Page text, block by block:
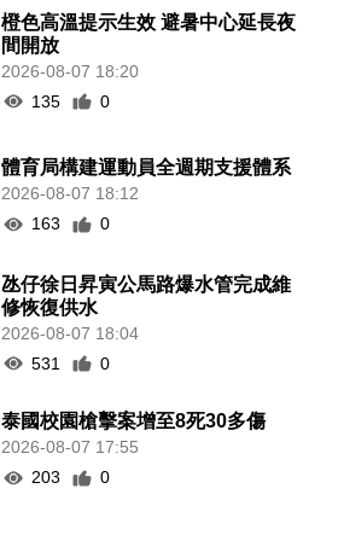
橙色高溫提示生效 避暑中心延長夜
間開放
2026-08-07 18:20
135
0
體育局構建運動員全週期支援體系
2026-08-07 18:12
163
0
氹仔徐日昇寅公馬路爆水管完成維
修恢復供水
2026-08-07 18:04
531
0
泰國校園槍擊案增至8死30多傷
2026-08-07 17:55
203
0